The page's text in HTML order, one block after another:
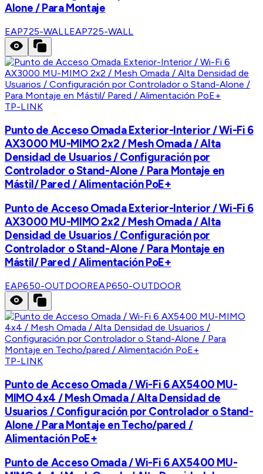
Alone / Para Montaje
EAP725-WALLEAP725-WALL
TP-LINK
Punto de Acceso Omada Exterior-Interior / Wi-Fi 6
AX3000 MU-MIMO 2x2 / Mesh Omada / Alta
Densidad de Usuarios / Configuración por
Controlador o Stand-Alone / Para Montaje en
Mástil/ Pared / Alimentación PoE+
Punto de Acceso Omada Exterior-Interior / Wi-Fi 6
AX3000 MU-MIMO 2x2 / Mesh Omada / Alta
Densidad de Usuarios / Configuración por
Controlador o Stand-Alone / Para Montaje en
Mástil/ Pared / Alimentación PoE+
EAP650-OUTDOOREAP650-OUTDOOR
TP-LINK
Punto de Acceso Omada / Wi-Fi 6 AX5400 MU-
MIMO 4x4 / Mesh Omada / Alta Densidad de
Usuarios / Configuración por Controlador o Stand-
Alone / Para Montaje en Techo/pared /
Alimentación PoE+
Punto de Acceso Omada / Wi-Fi 6 AX5400 MU-